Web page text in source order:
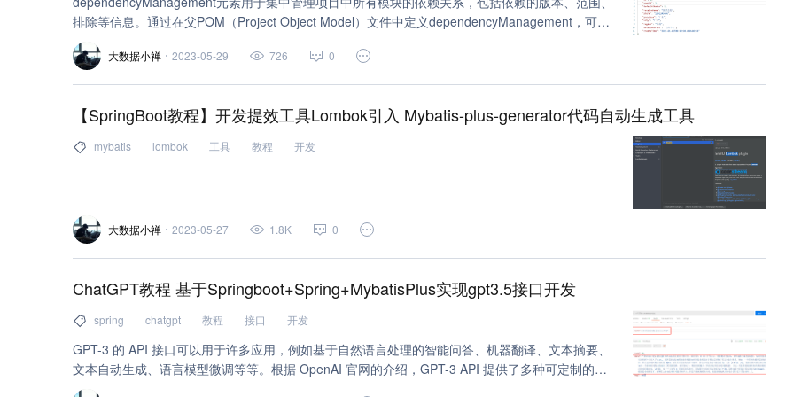
排除等信息。通过在父POM（Project Object Model）文件中定义dependencyManagement，可以
确保子模块使用一致的依赖版本，避免因不同版本导致的潜在问题。这个标签下的依赖是不会被引
入的
大数据小禅 2023-05-29 726 0
【SpringBoot教程】开发提效工具Lombok引入 Mybatis-plus-generator代码自动生成工具
mybatis lombok 工具 教程 开发
大数据小禅 2023-05-27 1.8K 0
ChatGPT教程 基于Springboot+Spring+MybatisPlus实现gpt3.5接口开发
spring chatgpt 教程 接口 开发
GPT-3 的 API 接口可以用于许多应用，例如基于自然语言处理的智能问答、机器翻译、文本摘要、
文本自动生成、语言模型微调等等。根据 OpenAI 官网的介绍，GPT-3 API 提供了多种可定制的
API 接口，其中包括：